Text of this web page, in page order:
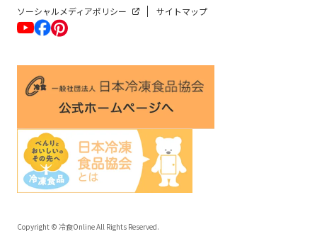
ソーシャルメディアポリシー
サイトマップ
Copyright © 冷食Online All Rights Reserved.